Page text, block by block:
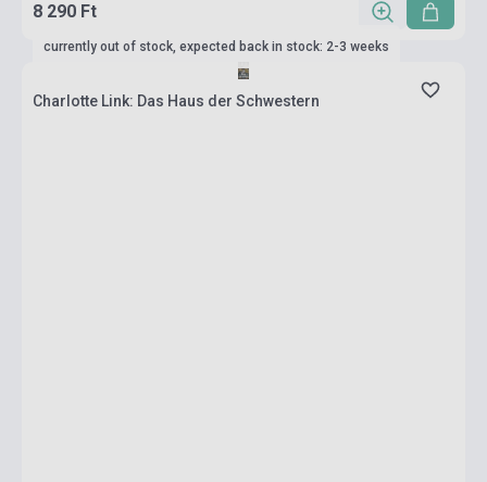
8 290 Ft
currently out of stock, expected back in stock: 2-3 weeks
Charlotte Link: Das Haus der Schwestern